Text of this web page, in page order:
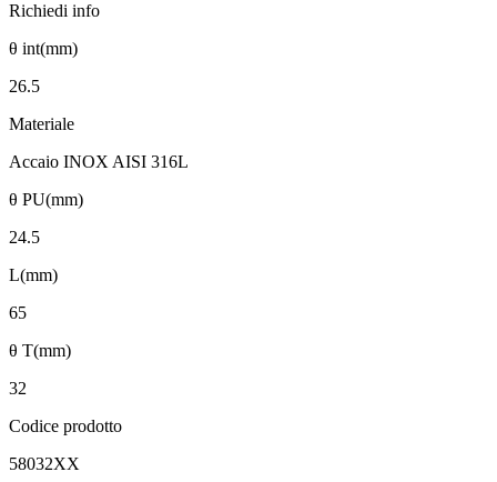
Richiedi info
θ int(mm)
26.5
Materiale
Accaio INOX AISI 316L
θ PU(mm)
24.5
L(mm)
65
θ T(mm)
32
Codice prodotto
58032XX